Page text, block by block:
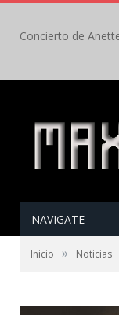
NAVIGATE
Inicio » Noticias